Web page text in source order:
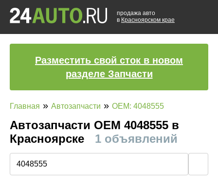
продажа авто
в Красноярском крае
Разместить свой сток в новом
разделе Запчасти
Главная » Автозапчасти » OEM: 4048555
Автозапчасти ОЕМ 4048555 в
Красноярске
1 объявлений